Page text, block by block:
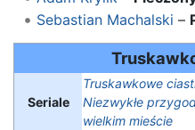
Sebastian Machalski –
Seriale
Truskawkowe
Niezwykłe
wielkim mieście